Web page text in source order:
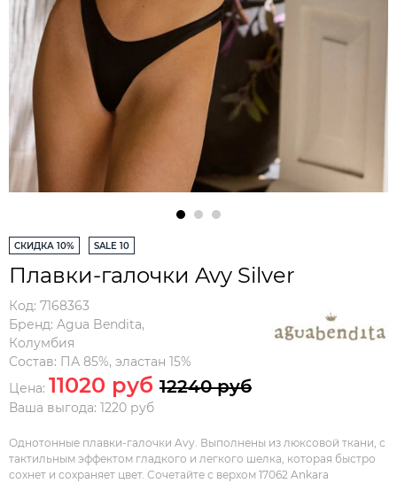
СКИДКА 10% SALE 10
Плавки-галочки Avy Silver
Код: 7168363
Бренд: Agua Bendita,
Колумбия
Состав: ПА 85%, эластан 15%
Цена: 11020 руб 12240 руб
Ваша выгода: 1220 руб
Однотонные плавки-галочки Avy. Выполнены из люксовой ткани, с
тактильным эффектом гладкого и легкого шелка, которая быстро
сохнет и сохраняет цвет. Сочетайте с верхом 17062 Ankara